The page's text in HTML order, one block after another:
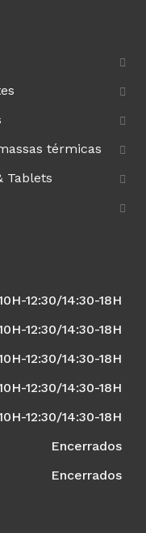
térmicas
Tablets
12:30/14:30-18H
12:30/14:30-18H
12:30/14:30-18H
12:30/14:30-18H
12:30/14:30-18H
Encerrados
Encerrados